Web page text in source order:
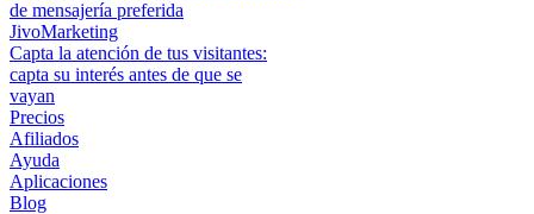
de mensajería preferida
JivoMarketing
Capta la atención de tus visitantes:
capta su interés antes de que se
vayan
Precios
Afiliados
Ayuda
Aplicaciones
Blog